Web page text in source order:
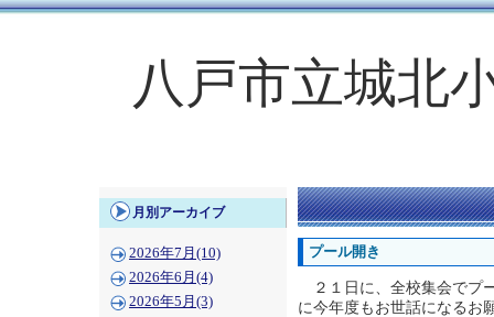
八戸市立城北
月別アーカイブ
2026年7月(10)
2026年6月(4)
2026年5月(3)
プール開き
２１日に、全校集会でプ
に今年度もお世話になるお